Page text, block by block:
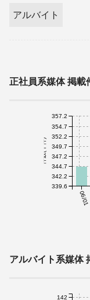
アルバイト
正社員系媒体 掲載
06/01
件数(千件)
339.6
342.2
344.7
347.2
349.7
352.2
354.7
357.2
アルバイト系媒体
142